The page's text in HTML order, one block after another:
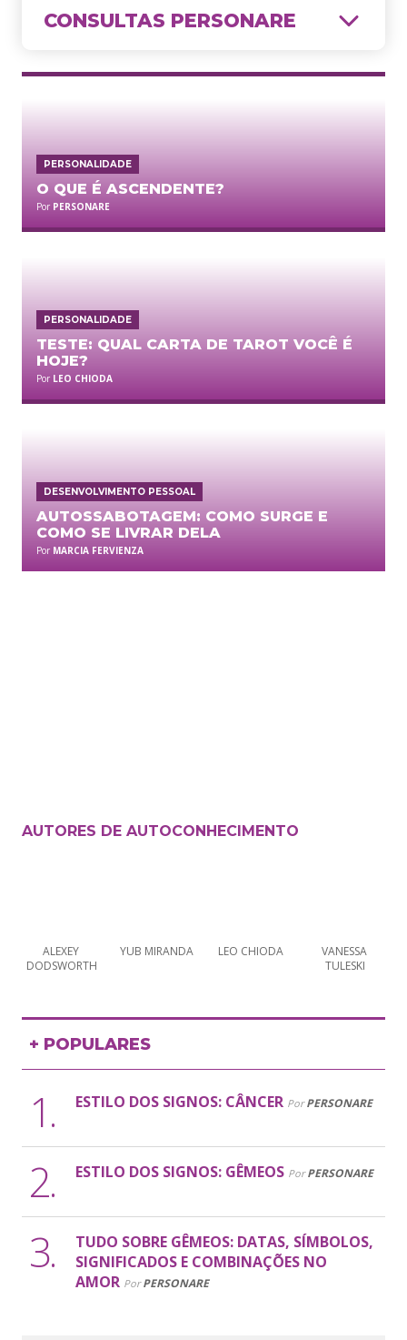
PERSONALIDADE
O QUE É ASCENDENTE?
Por PERSONARE
PERSONALIDADE
TESTE: QUAL CARTA DE TAROT VOCÊ É
HOJE?
Por LEO CHIODA
DESENVOLVIMENTO PESSOAL
AUTOSSABOTAGEM: COMO SURGE E
COMO SE LIVRAR DELA
Por MARCIA FERVIENZA
AUTORES DE AUTOCONHECIMENTO
ALEXEY
DODSWORTH
YUB MIRANDA LEO CHIODA
VANESSA
TULESKI
+ POPULARES
ESTILO DOS SIGNOS: CÂNCER Por PERSONARE
ESTILO DOS SIGNOS: GÊMEOS Por PERSONARE
TUDO SOBRE GÊMEOS: DATAS, SÍMBOLOS,
SIGNIFICADOS E COMBINAÇÕES NO
AMOR Por PERSONARE
CONSULTAS PERSONARE